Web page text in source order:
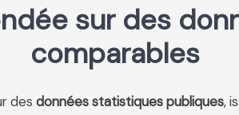
sur des
comparables
des données statistiques publiques,